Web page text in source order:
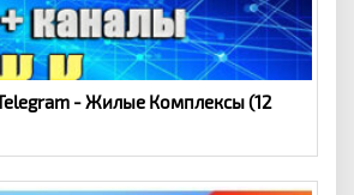
- Жилые Комплексы (12